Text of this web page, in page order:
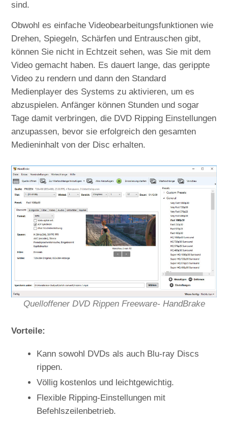
sind.
Obwohl es einfache Videobearbeitungsfunktionen wie
Drehen, Spiegeln, Schärfen und Entrauschen gibt,
können Sie nicht in Echtzeit sehen, was Sie mit dem
Video gemacht haben. Es dauert lange, das gerippte
Video zu rendern und dann den Standard
Medienplayer des Systems zu aktivieren, um es
abzuspielen. Anfänger können Stunden und sogar
Tage damit verbringen, die DVD Ripping Einstellungen
anzupassen, bevor sie erfolgreich den gesamten
Medieninhalt von der Disc erhalten.
Quelloffener DVD Rippen Freeware- HandBrake
Vorteile:
Kann sowohl DVDs als auch Blu-ray Discs
rippen.
Völlig kostenlos und leichtgewichtig.
Flexible Ripping-Einstellungen mit
Befehlszeilenbetrieb.